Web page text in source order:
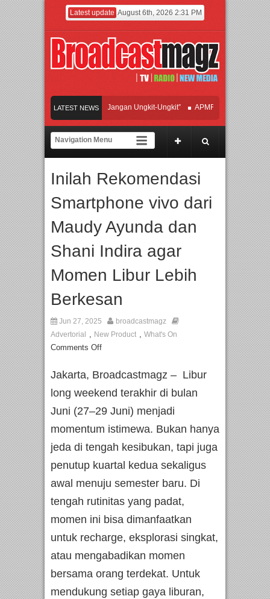
Latest update August 6th, 2026 2:31 PM
LATEST NEWS
Hipdut Modern “Jangan Ungkit-Ungkit” APMF 2026 Dorong Industri
Perpaduan Warisan Dan Semangat Lokal, BIRKENSTOCK INDONESIA
Orchestra Presents The Beatles & Queen – feat. Marcello Tahitoe dan Sandhy
Inilah Rekomendasi
Smartphone vivo dari
Maudy Ayunda dan
Shani Indira agar
Momen Libur Lebih
Berkesan
Jun 27, 2025
broadcastmagz
Advertorial
, New Product , What's On
Comments Off
Jakarta, Broadcastmagz – Libur
long weekend terakhir di bulan
Juni (27–29 Juni) menjadi
momentum istimewa. Bukan hanya
jeda di tengah kesibukan, tapi juga
penutup kuartal kedua sekaligus
awal menuju semester baru. Di
tengah rutinitas yang padat,
momen ini bisa dimanfaatkan
untuk recharge, eksplorasi singkat,
atau mengabadikan momen
bersama orang terdekat. Untuk
mendukung setiap gaya liburan,